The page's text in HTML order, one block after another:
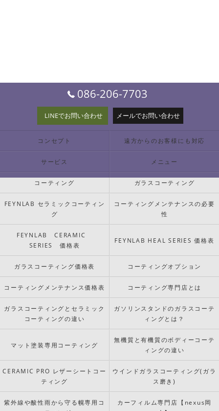
086-206-7703
LINEでお問い合わせ メールでお問い合わせ
コンセプト 遠方からのお客様にも対応
サービス メニュー
コーティング ガラスコーティング
FEYNLAB セラミックコーティン
グ
コーティングメンテナンスの必要
性
FEYNLAB CERAMIC
SERIES 価格表
FEYNLAB HEAL SERIES 価格表
ガラスコーティング価格表 コーティングオプション
コーティングメンテナンス価格表 コーティング専門店とは
ガラスコーティングとセラミック
コーティングの違い
ガソリンスタンドのガラスコーテ
ィングとは？
マット塗装専用コーティング
無機質と有機質のボディーコーテ
ィングの違い
CERAMIC PRO レザーシートコー
ティング
ウインドガラスコーティング(ガラ
ス磨き)
紫外線や酸性雨から守る幌専用コ
カーフィルム専門店【nexus岡